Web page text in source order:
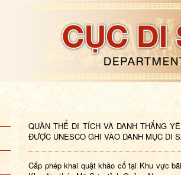
QUẦN THỂ DI TÍCH VÀ DANH THẮNG
ĐƯỢC UNESCO GHI VÀO DANH MỤC DI
Cấp phép khai quật khảo cổ tại Khu vực